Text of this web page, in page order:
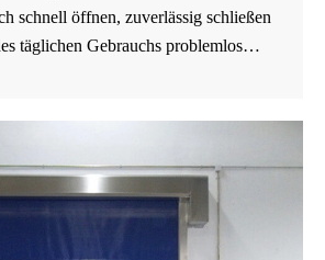
schnell öffnen, zuverlässig schließen
täglichen Gebrauchs problemlos
Industrietorlösungen für Fabriken,
Reinräume und andere
Tortyp ist besonders dort von
Öffnen und versehentliches Berühren